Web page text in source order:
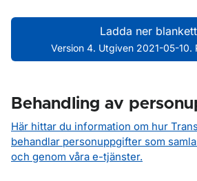
Ladda ner
Version 4. Utgiven 2021-05-10.
Behandling av
Här hittar du information om hur
behandlar personuppgifter som
och genom våra e-tjänster.